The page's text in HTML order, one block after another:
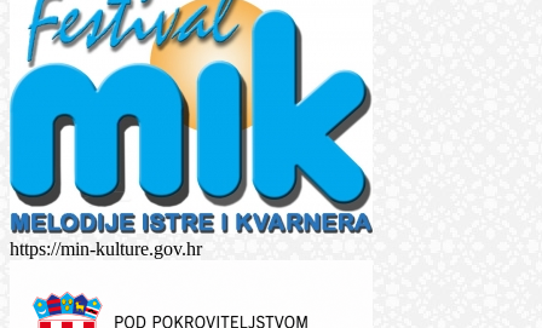
https://min-kulture.gov.hr